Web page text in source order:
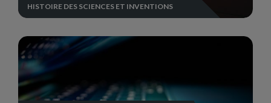
HISTOIRE DES SCIENCES ET INVENTIONS